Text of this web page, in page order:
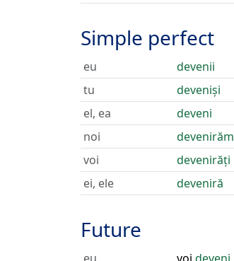
Simple perfect
eu
devenii
tu
deveniși
el, ea
deveni
noi
devenirăm
voi
devenirăți
ei, ele
deveniră
Future